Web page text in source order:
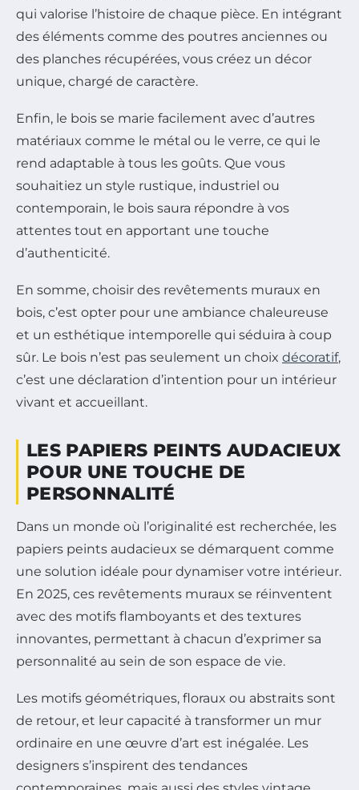
qui valorise l’histoire de chaque pièce. En intégrant
des éléments comme des poutres anciennes ou
des planches récupérées, vous créez un décor
unique, chargé de caractère.
Enfin, le bois se marie facilement avec d’autres
matériaux comme le métal ou le verre, ce qui le
rend adaptable à tous les goûts. Que vous
souhaitiez un style rustique, industriel ou
contemporain, le bois saura répondre à vos
attentes tout en apportant une touche
d’authenticité.
En somme, choisir des revêtements muraux en
bois, c’est opter pour une ambiance chaleureuse
et un esthétique intemporelle qui séduira à coup
sûr. Le bois n’est pas seulement un choix décoratif,
c’est une déclaration d’intention pour un intérieur
vivant et accueillant.
LES PAPIERS PEINTS AUDACIEUX
POUR UNE TOUCHE DE
PERSONNALITÉ
Dans un monde où l’originalité est recherchée, les
papiers peints audacieux se démarquent comme
une solution idéale pour dynamiser votre intérieur.
En 2025, ces revêtements muraux se réinventent
avec des motifs flamboyants et des textures
innovantes, permettant à chacun d’exprimer sa
personnalité au sein de son espace de vie.
Les motifs géométriques, floraux ou abstraits sont
de retour, et leur capacité à transformer un mur
ordinaire en une œuvre d’art est inégalée. Les
designers s’inspirent des tendances